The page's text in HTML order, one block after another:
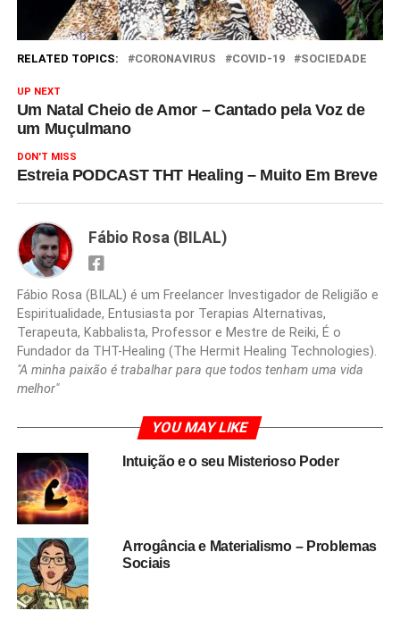
RELATED TOPICS: CORONAVIRUS COVID-19 SOCIEDADE
UP NEXT
Um Natal Cheio de Amor – Cantado pela Voz de
um Muçulmano
DON'T MISS
Estreia PODCAST THT Healing – Muito Em Breve
Fábio Rosa (BILAL)
Fábio Rosa (BILAL) é um Freelancer Investigador de Religião e
Espiritualidade, Entusiasta por Terapias Alternativas,
Terapeuta, Kabbalista, Professor e Mestre de Reiki, É o
Fundador da THT-Healing (The Hermit Healing Technologies).
"A minha paixão é trabalhar para que todos tenham uma vida
melhor"
YOU MAY LIKE
Intuição e o seu Misterioso Poder
Arrogância e Materialismo – Problemas
Sociais